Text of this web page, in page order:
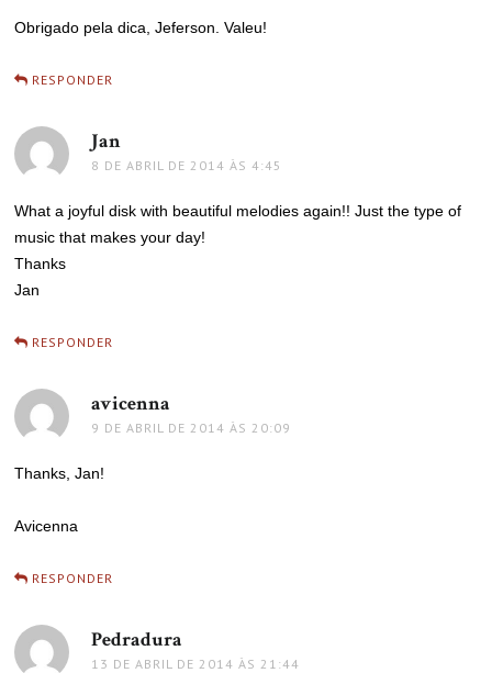
Obrigado pela dica, Jeferson. Valeu!
RESPONDER
Jan
8 DE ABRIL DE 2014 ÀS 4:45
What a joyful disk with beautiful melodies again!! Just the type of
music that makes your day!
Thanks
Jan
RESPONDER
avicenna
9 DE ABRIL DE 2014 ÀS 20:09
Thanks, Jan!
Avicenna
RESPONDER
Pedradura
13 DE ABRIL DE 2014 ÀS 21:44